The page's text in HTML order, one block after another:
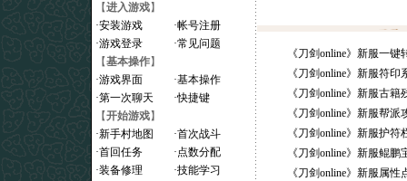
【进入游戏】
·安装游戏 ·帐号注册
·游戏登录 ·常见问题
【基本操作】
·游戏界面 ·基本操作
·第一次聊天 ·快捷键
【开始游戏】
·新手村地图 ·首次战斗
·首回任务 ·点数分配
·装备修理 ·技能学习
《刀剑online》新服一
《刀剑online》新服符
《刀剑online》新服古
《刀剑online》新服帮
《刀剑online》新服护
《刀剑online》新服鲲
《刀剑online》新服属